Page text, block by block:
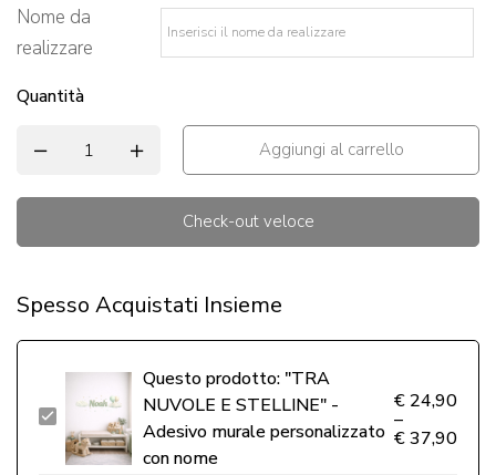
Nome da
realizzare
Quantità
Aggiungi al carrello
Check-out veloce
Spesso Acquistati Insieme
"TRA
NUVOLE
Questo prodotto: "TRA
NUVOLE E STELLINE" -
Adesivo murale personalizzato
con nome
€ 24,90
–
€37,90